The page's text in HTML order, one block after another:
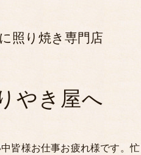
照り焼き専門店
やき屋へ
皆様お仕事お疲れ様です。